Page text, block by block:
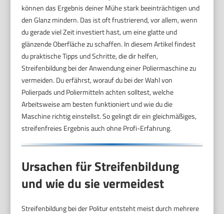
können das Ergebnis deiner Mühe stark beeinträchtigen und
den Glanz mindern. Das ist oft frustrierend, vor allem, wenn
du gerade viel Zeit investiert hast, um eine glatte und
glänzende Oberfläche zu schaffen. In diesem Artikel findest
du praktische Tipps und Schritte, die dir helfen,
Streifenbildung bei der Anwendung einer Poliermaschine zu
vermeiden. Du erfährst, worauf du bei der Wahl von
Polierpads und Poliermitteln achten solltest, welche
Arbeitsweise am besten funktioniert und wie du die
Maschine richtig einstellst. So gelingt dir ein gleichmäßiges,
streifenfreies Ergebnis auch ohne Profi-Erfahrung.
Ursachen für Streifenbildung
und wie du sie vermeidest
Streifenbildung bei der Politur entsteht meist durch mehrere